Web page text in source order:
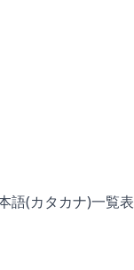
語(カタカナ)一覧表